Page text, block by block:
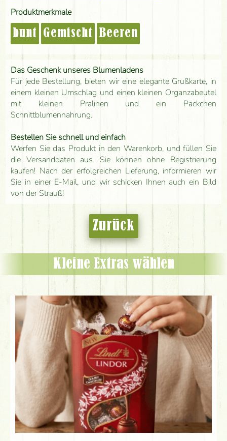
Produktmerkmale
bunt Gemischt Beeren
Das Geschenk unseres Blumenladens
Für jede Bestellung, bieten wir eine elegante Grußkarte, in
einem kleinen Umschlag und einen kleinen Organzabeutel
mit kleinen Pralinen und ein Päckchen
Schnittblumennahrung.
Bestellen Sie schnell und einfach
Werfen Sie das Produkt in den Warenkorb, und füllen Sie
die Versanddaten aus. Sie können ohne Registrierung
kaufen! Nach der erfolgreichen Lieferung, informieren wir
Sie in einer E-Mail, und wir schicken Ihnen auch ein Bild
von der Strauß!
Zurück
Kleine Extras wählen